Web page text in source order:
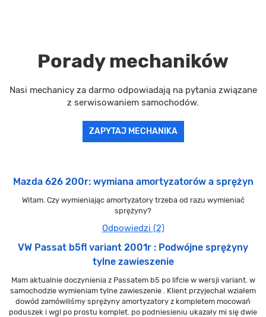
Porady mechaników
Nasi mechanicy za darmo odpowiadają na pytania związane
z serwisowaniem samochodów.
ZAPYTAJ MECHANIKA
Mazda 626 200r: wymiana amortyzatorów a sprężyn
Witam. Czy wymieniając amortyzatory trzeba od razu wymieniać
sprężyny?
Odpowiedzi (2)
VW Passat b5fl variant 2001r : Podwójne sprężyny
tylne zawieszenie
Mam aktualnie doczynienia z Passatem b5 po lifcie w wersji variant. w
samochodzie wymieniam tylne zawieszenie . Klient przyjechał wziałem
dowód zamówiliśmy sprężyny amortyzatory z kompletem mocowań
poduszek i wgl po prostu komplet. po podniesieniu ukazały mi się dwie